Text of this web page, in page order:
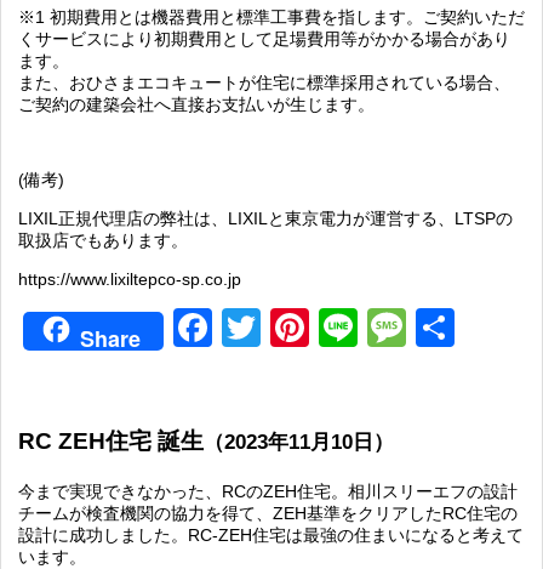
※1 初期費用とは機器費用と標準工事費を指します。ご契約いただ
くサービスにより初期費用として足場費用等がかかる場合があり
ます。
また、おひさまエコキュートが住宅に標準採用されている場合、
ご契約の建築会社へ直接お支払いが生じます。
(備考)
LIXIL正規代理店の弊社は、LIXILと東京電力が運営する、LTSPの
取扱店でもあります。
https://www.lixiltepco-sp.co.jp
Share Facebook
TwitterPinterest
Line
RC ZEH住宅 誕生 （2023年11月10日）
今まで実現できなかった、RCのZEH住宅。相川スリーエフの設計
チームが検査機関の協力を得て、ZEH基準をクリアしたRC住宅の
設計に成功しました。RC-ZEH住宅は最強の住まいになると考えて
います。